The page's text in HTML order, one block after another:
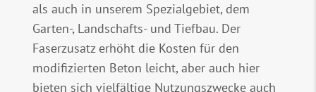
als auch in unserem Spezialgebiet, dem
Garten-, Landschafts- und Tiefbau. Der
Faserzusatz erhöht die Kosten für den
modifizierten Beton leicht, aber auch hier
bieten sich vielfältige Nutzungszwecke auch